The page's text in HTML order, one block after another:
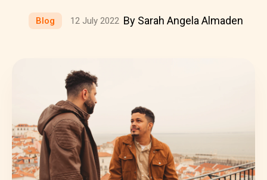
Blog 12 July 2022 By Sarah Angela Almaden